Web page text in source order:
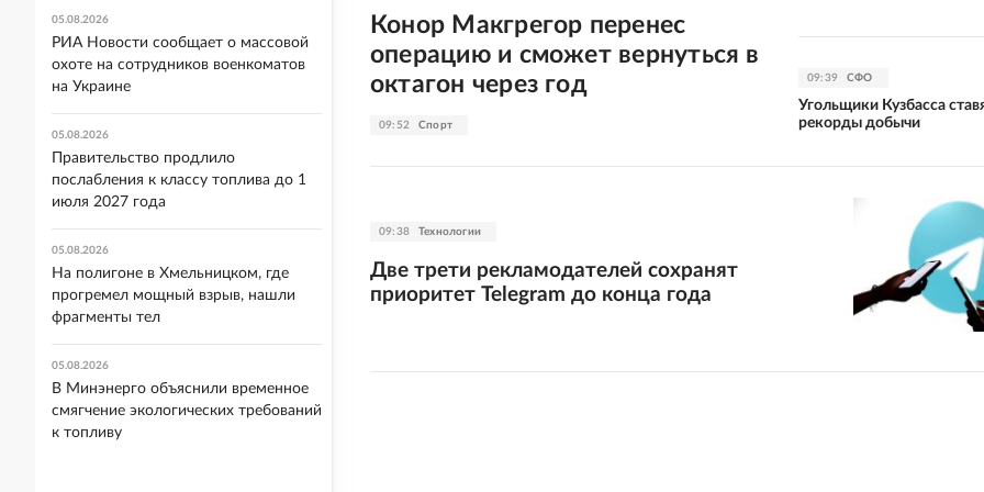
09:52 Спорт
Конор Макгрегор перенес
операцию и сможет вернуться в
октагон через год
09:39 СФО
Угольщики Кузбасса
рекорды добычи
09:38 Технологии
Две трети рекламодателей сохранят
приоритет Telegram до конца года
05.08.2026
РИА Новости сообщает о массовой
охоте на сотрудников военкоматов
на Украине
05.08.2026
Правительство продлило
послабления к классу топлива до 1
июля 2027 года
05.08.2026
На полигоне в Хмельницком, где
прогремел мощный взрыв, нашли
фрагменты тел
05.08.2026
В Минэнерго объяснили временное
смягчение экологических требований
к топливу